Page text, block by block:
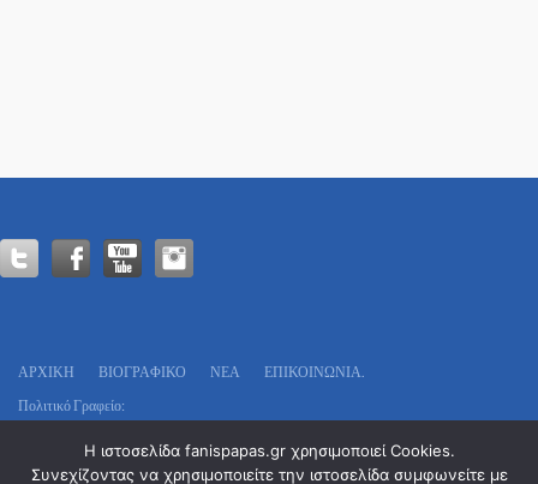
ΑΡΧΙΚΗ ΒΙΟΓΡΑΦΙΚΌ ΝΕΑ
ΕΠΙΚΟΙΝΩΝΊΑ.
Πολιτικό Γραφείο:
Τ.Κ. 546 29 – Θεσσαλονίκη
Η ιστοσελίδα fanispapas.gr χρησιμοποιεί Cookies.
Συνεχίζοντας να χρησιμοποιείτε την ιστοσελίδα συμφωνείτε με